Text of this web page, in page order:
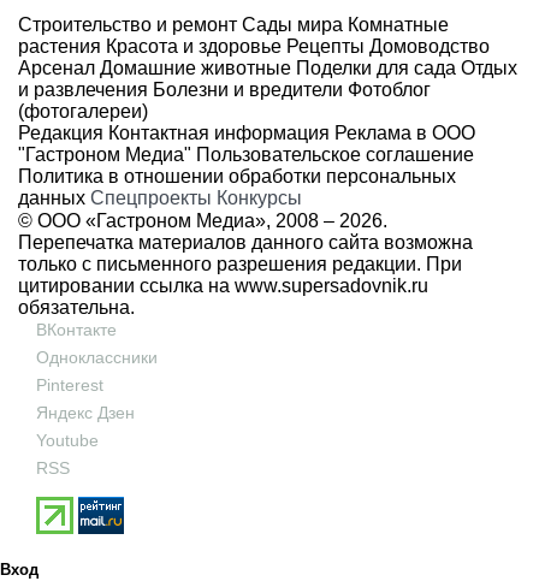
Строительство и ремонт Сады мира Комнатные
растения Красота и здоровье Рецепты Домоводство
Арсенал Домашние животные Поделки для сада Отдых
и развлечения Болезни и вредители Фотоблог
(фотогалереи)
Редакция Контактная информация Реклама в ООО
"Гастроном Медиа" Пользовательское соглашение
Политика в отношении обработки персональных
данных Спецпроекты Конкурсы
© ООО «Гастроном Медиа», 2008 – 2026.
Перепечатка материалов данного сайта возможна
только с письменного разрешения редакции. При
цитировании ссылка на www.supersadovnik.ru
обязательна.
ВКонтакте
Одноклассники
Pinterest
Яндекс Дзен
Youtube
RSS
Вход